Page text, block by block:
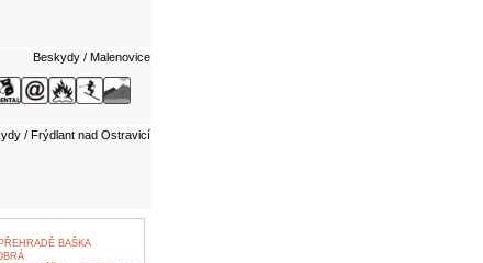
Beskydy / Malenovice
/ Frýdlant nad Ostravicí
BAŠKA